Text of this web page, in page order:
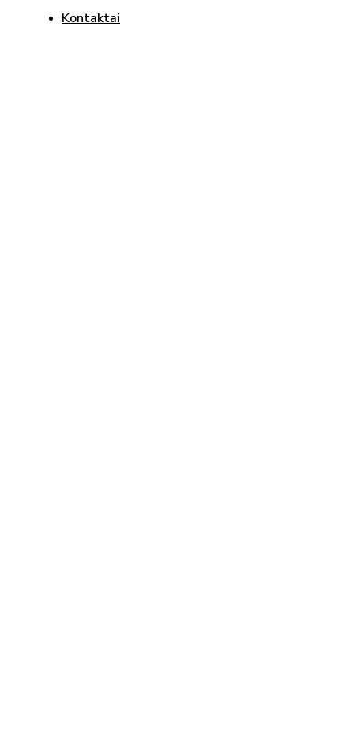
Kontaktai